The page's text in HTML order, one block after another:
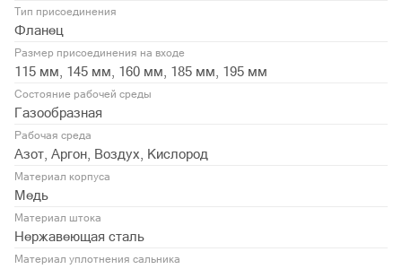
Тип присоединения
Фланец
Размер присоединения на входе
115 мм, 145 мм, 160 мм, 185 мм, 195 мм
Состояние рабочей среды
Газообразная
Рабочая среда
Азот, Аргон, Воздух, Кислород
Материал корпуса
Медь
Материал штока
Нержавеющая сталь
Материал уплотнения сальника